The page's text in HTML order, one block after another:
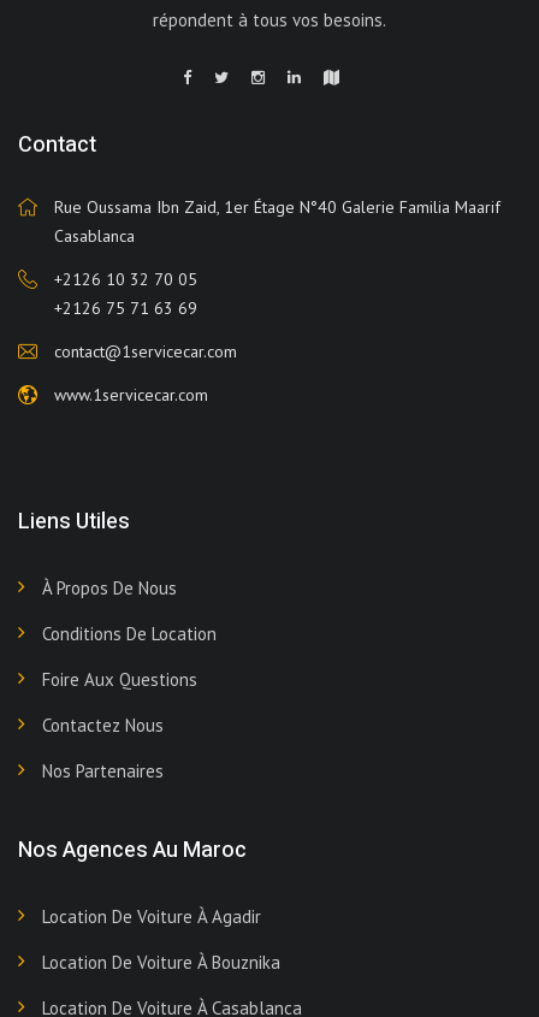
répondent à tous vos besoins.
Contact
Rue Oussama Ibn Zaid, 1er Étage N°40 Galerie Familia Maarif
Casablanca
+2126 10 32 70 05
+2126 75 71 63 69
contact@1servicecar.com
www.1servicecar.com
Liens Utiles
À Propos De Nous
Conditions De Location
Foire Aux Questions
Contactez Nous
Nos Partenaires
Nos Agences Au Maroc
Location De Voiture À Agadir
Location De Voiture À Bouznika
Location De Voiture À Casablanca